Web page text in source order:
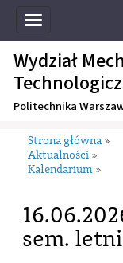
Toggle
navigation
Wydział
Politechnika
Strona główna »
Aktualności »
Kalendarium »
sem.